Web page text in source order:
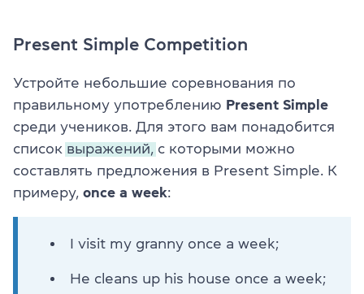
Present Simple Competition
Устройте небольшие соревнования по
правильному употреблению Present Simple
среди учеников. Для этого вам понадобится
список выражений,
с которыми можно
составлять предложения в Present Simple. К
примеру, once a week:
I visit my granny once a week;
He cleans up his house once a week;